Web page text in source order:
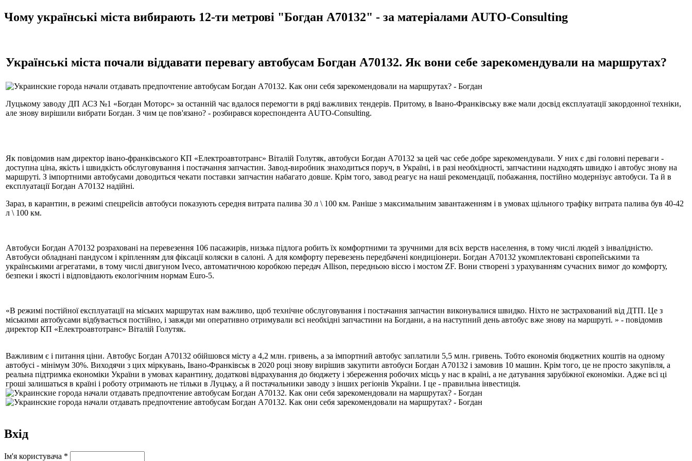
Чому українські міста вибирають 12-ти метрові "Богдан А70132" - за матеріалами AUTO-Consulting
Українські міста почали віддавати перевагу автобусам Богдан А70132. Як вони себе зарекомендували на маршрутах?
Луцькому заводу ДП АСЗ №1 «Богдан Моторс» за останній час вдалося перемогти в ряді важливих тендерів. Притому, в Івано-Франківську вже мали досвід експлуатації закордонної техніки,
але знову вирішили вибрати Богдан. З чим це пов'язано? - розбирався кореспондента AUTO-Consulting.
Як повідомив нам директор івано-франківського КП «Електроавтотранс» Віталій Голутяк, автобуси Богдан А70132 за цей час себе добре зарекомендували. У них є дві головні переваги -
доступна ціна, якість і швидкість обслуговування і постачання запчастин. Завод-виробник знаходиться поруч, в Україні, і в разі необхідності, запчастини надходять швидко і автобус знову на
маршруті. З імпортними автобусами доводиться чекати поставки запчастин набагато довше. Крім того, завод реагує на наші рекомендації, побажання, постійно модернізує автобуси. Та й в
експлуатації Богдан А70132 надійні.
Зараз, в карантин, в режимі спецрейсів автобуси показують середня витрата палива 30 л \ 100 км. Раніше з максимальним завантаженням і в умовах щільного трафіку витрата палива був 40-42
л \ 100 км.
Автобуси Богдан А70132 розраховані на перевезення 106 пасажирів, низька підлога робить їх комфортними та зручними для всіх верств населення, в тому числі людей з інвалідністю.
Автобуси обладнані пандусом і кріпленням для фіксації коляски в салоні. А для комфорту перевезень передбачені кондиціонери. Богдан А70132 укомплектовані європейськими та
українськими агрегатами, в тому числі двигуном Iveco, автоматичною коробкою передач Allison, передньою віссю і мостом ZF. Вони створені з урахуванням сучасних вимог до комфорту,
безпеки і якості і відповідають екологічним нормам Euro-5.
«В режимі постійної експлуатації на міських маршрутах нам важливо, щоб технічне обслуговування і постачання запчастин виконувалися швидко. Ніхто не застрахований від ДТП. Це з
міськими автобусами відбувається постійно, і завжди ми оперативно отримували всі необхідні запчастини на Богдани, а на наступний день автобус вже знову на маршруті. » - повідомив
директор КП «Електроавтотранс» Віталій Голутяк.
Важливим є і питання ціни. Автобус Богдан А70132 обійшовся місту а 4,2 млн. гривень, а за імпортний автобус заплатили 5,5 млн. гривень. Тобто економія бюджетних коштів на одному
автобусі - мінімум 30%. Виходячи з цих міркувань, Івано-Франківськ в 2020 році знову вирішив закупити автобуси Богдан А70132 і замовив 10 машин. Крім того, це не просто закупівля, а
реальна підтримка економіки України в умовах карантину, додаткові відрахування до бюджету і збереження робочих місць у нас в країні, а не датування зарубіжної економіки. Адже всі ці
гроші залишаться в країні і роботу отримають не тільки в Луцьку, а й постачальники заводу з інших регіонів України. І це - правильна інвестиція.
Вхід
Ім'я користувача *